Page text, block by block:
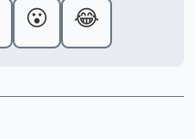
😮 😂